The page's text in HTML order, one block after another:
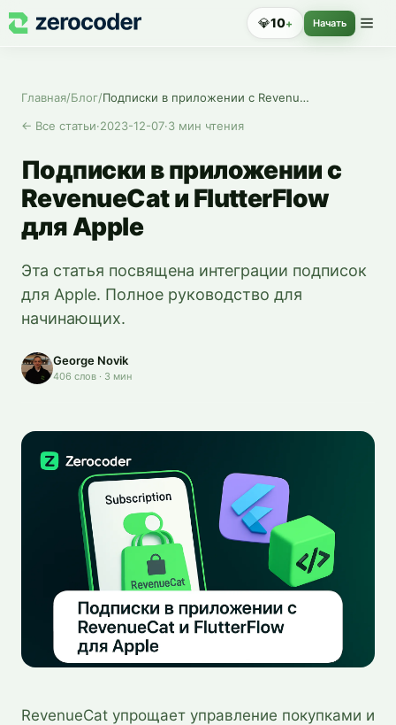
💎10+ Начать
Главная/Блог/
Подписки в приложении с RevenueCat и FlutterFlow для Apple
← Все статьи·2023-12-07·3 мин чтения
Подписки в приложении с
RevenueCat и FlutterFlow
для Apple
Эта статья посвящена интеграции подписок
для Apple. Полное руководство для
начинающих.
George Novik
406 слов · 3 мин
RevenueCat упрощает управление покупками и